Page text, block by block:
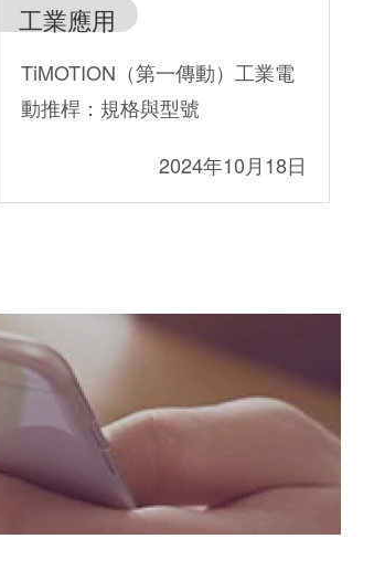
工業應用
TiMOTION（第一傳動）工業電
動推桿：規格與型號
2024年10月18日